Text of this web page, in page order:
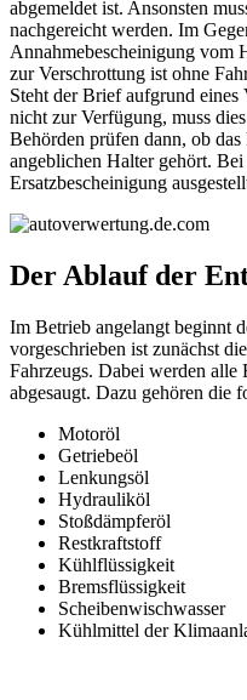
abgemeldet ist. Ansonsten
nachgereicht werden. Im
Annahmebescheinigung vom
zur Verschrottung ist ohne
Steht der Brief aufgrund eines
nicht zur Verfügung, muss
Behörden prüfen dann, ob
angeblichen Halter gehört.
Ersatzbescheinigung
Der Ablauf der
Im Betrieb angelangt beginnt
vorgeschrieben ist zunächst
Fahrzeugs. Dabei werden alle
abgesaugt. Dazu gehören die
Motoröl
Getriebeöl
Lenkungsöl
Hydrauliköl
Stoßdämpferöl
Restkraftstoff
Kühlflüssigkeit
Bremsflüssigkeit
Scheibenwischwasser
Kühlmittel der